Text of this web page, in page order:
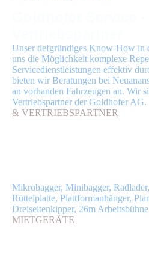
Unser tiefgründiges Know-How in
uns die Möglichkeit komplexe
Servicedienstleistungen effektiv
bieten wir Beratungen bei
an vorhanden Fahrzeugen an. Wir
Vertriebspartner der Goldhofer AG.
& VERTRIEBSPARTNER
Mikrobagger, Minibagger,
Rüttelplatte, Plattformanhänger,
Dreiseitenkipper, 26m
MIETGERÄTE